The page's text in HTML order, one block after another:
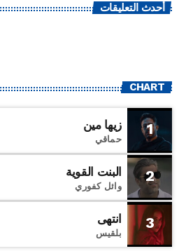
أحدث التعليقات
CHART
1 زيها مين
حماقي
2 البنت القوية
وائل كفوري
3 انتهى
بلقيس